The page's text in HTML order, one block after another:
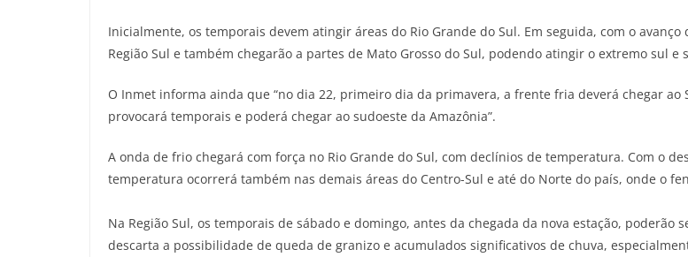
Inicialmente, os temporais devem atingir áreas do Rio Grande do Sul. Em seguida, com o
Região Sul e também chegarão a partes de Mato Grosso do Sul, podendo atingir o extremo sul e
O Inmet informa ainda que “no dia 22, primeiro dia da primavera, a frente fria deverá chegar
provocará temporais e poderá chegar ao sudoeste da Amazônia”.
A onda de frio chegará com força no Rio Grande do Sul, com declínios de temperatura. Com o
temperatura ocorrerá também nas demais áreas do Centro-Sul e até do Norte do país, onde o
Na Região Sul, os temporais de sábado e domingo, antes da chegada da nova estação, poderão
descarta a possibilidade de queda de granizo e acumulados significativos de chuva,